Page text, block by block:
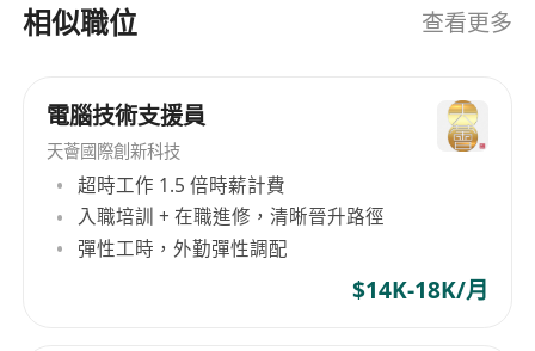
& Business Support and Technology.
相似職位 查看更多
電腦技術支援員
天薈國際創新科技
超時工作 1.5 倍時薪計費
入職培訓 + 在職進修，清晰晉升路徑
彈性工時，外勤彈性調配
$14K-18K/月